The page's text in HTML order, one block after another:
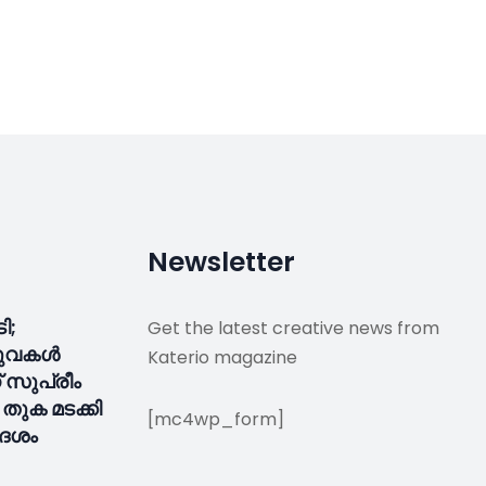
തുക മടക്കി
Newsletter
Get the latest creative news from
Katerio magazine
[mc4wp_form]